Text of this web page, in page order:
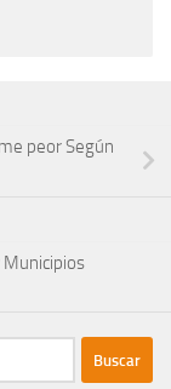
peor Según
Municipios